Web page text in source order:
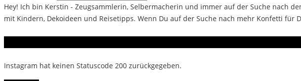
Hey! Ich bin Kerstin - Zeugsammlerin, Selbermacherin und immer auf der Suche nach
mit Kindern, Dekoideen und Reisetipps. Wenn Du auf der Suche nach mehr Konfetti für
Instagram hat keinen Statuscode 200 zurückgegeben.